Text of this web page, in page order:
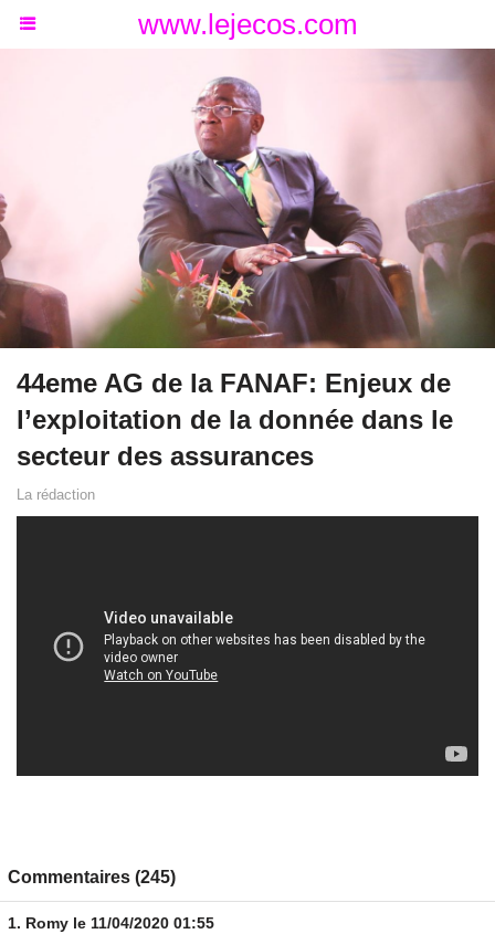
www.lejecos.com
44eme AG de la FANAF: Enjeux de
l’exploitation de la donnée dans le
secteur des assurances
La rédaction
Commentaires (245)
1. Romy le 11/04/2020 01:55